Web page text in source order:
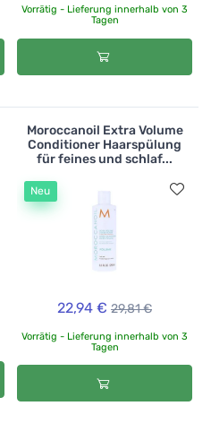
Vorrätig - Lieferung innerhalb von 3
Tagen
Moroccanoil Extra Volume
Conditioner Haarspülung
für feines und schlaf...
Neu
22,94 € 29,81 €
Vorrätig - Lieferung innerhalb von 3
Tagen